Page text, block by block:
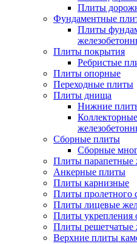
Плиты
Фундаментные
Плиты
Плиты покрытия
Ребристые
Плиты опорные
Переходные плиты
Плиты днища
Нижние
Сборные плиты
Сборные
Плиты парапетные
Анкерные плиты
Плиты карнизные
Плиты пролетного
Плиты лицевые
Плиты укрепления
Плиты решетчатые
Верхние плиты